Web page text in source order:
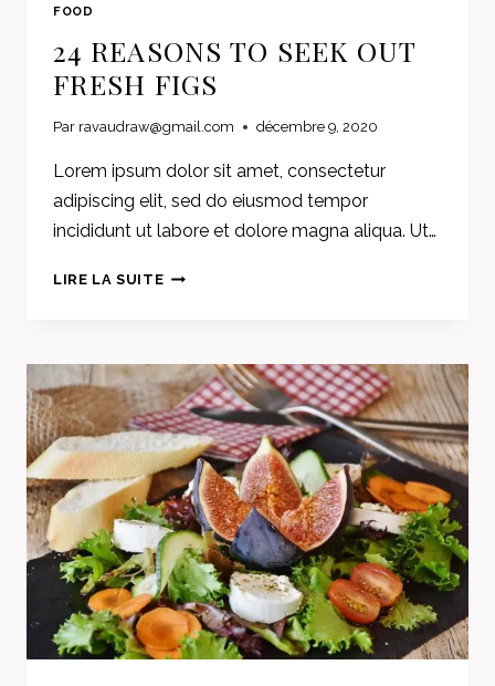
FOOD
24 REASONS TO SEEK OUT
FRESH FIGS
Par ravaudraw@gmail.com décembre 9, 2020
Lorem ipsum dolor sit amet, consectetur
adipiscing elit, sed do eiusmod tempor
incididunt ut labore et dolore magna aliqua. Ut…
LIRE LA SUITE24
OUT
FRESH
FIGS